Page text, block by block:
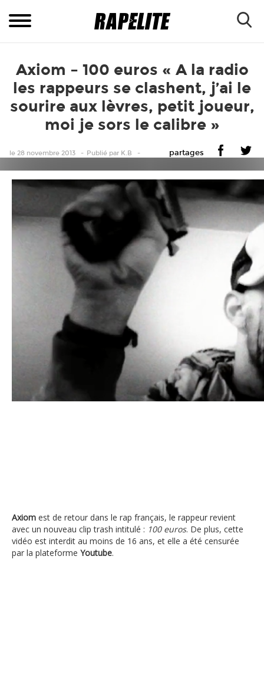
Axiom – 100 euros « A la radio
les rappeurs se clashent, j’ai le
sourire aux lèvres, petit joueur,
moi je sors le calibre »
le 28 novembre 2013 Publié par K.B partages
Axiom est de retour dans le rap français, le rappeur revient
avec un nouveau clip trash intitulé : 100 euros. De plus, cette
vidéo est interdit au moins de 16 ans, et elle a été censurée
par la plateforme Youtube.